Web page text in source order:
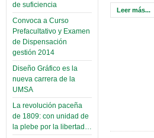
de suficiencia
Convoca a Curso
Prefacultativo y Examen
de Dispensación
gestión 2014
Diseño Gráfico es la
nueva carrera de la
UMSA
La revolución paceña
de 1809: con unidad de
la plebe por la libertad…
Leer más...